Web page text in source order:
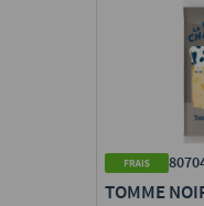
TOMME